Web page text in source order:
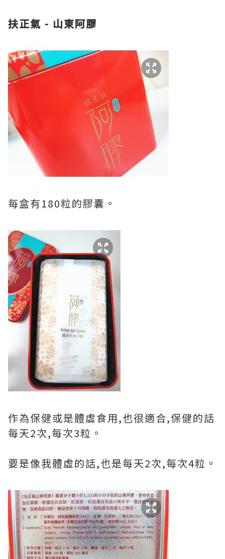
扶正氣 - 山東阿膠
每盒有180粒的膠囊。
作為保健或是體虛食用,也很適合,保健的話
每天2次,每次3粒。
要是像我體虛的話,也是每天2次,每次4粒。